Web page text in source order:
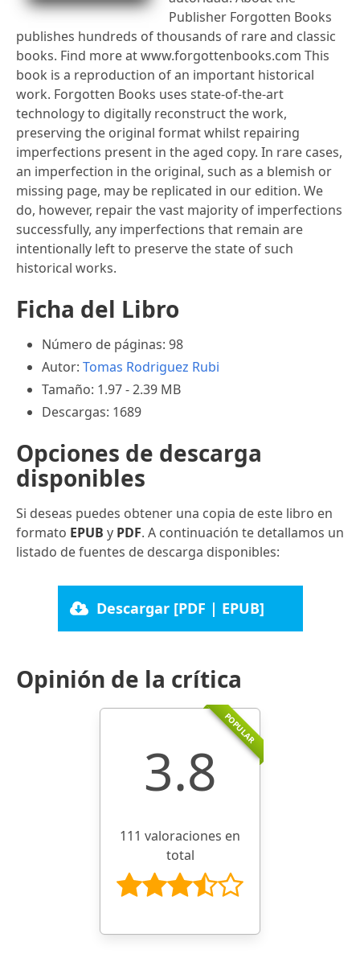
Publisher Forgotten Books
publishes hundreds of thousands of rare and classic
books. Find more at www.forgottenbooks.com This
book is a reproduction of an important historical
work. Forgotten Books uses state-of-the-art
technology to digitally reconstruct the work,
preserving the original format whilst repairing
imperfections present in the aged copy. In rare cases,
an imperfection in the original, such as a blemish or
missing page, may be replicated in our edition. We
do, however, repair the vast majority of imperfections
successfully, any imperfections that remain are
intentionally left to preserve the state of such
historical works.
Ficha del Libro
Número de páginas: 98
Autor: Tomas Rodriguez Rubi
Tamaño: 1.97 - 2.39 MB
Descargas: 1689
Opciones de descarga
disponibles
Si deseas puedes obtener una copia de este libro en
formato EPUB y PDF. A continuación te detallamos un
listado de fuentes de descarga disponibles:
Descargar [PDF | EPUB]
Opinión de la crítica
POPULAR
3.8
111 valoraciones en
total